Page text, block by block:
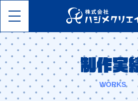
制作実
WORKS
<html lang="ja">
<head>
<meta charset="utf-8">
<meta name="viewport"
<meta name="format-detection"
<title>【岡山】集客設計に自信あり。ホー